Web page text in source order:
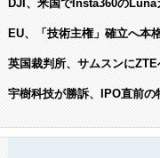
DJI、米国でInsta360の
EU、「技術主権」確立へ
英国裁判所、サムスンに
宇樹科技が勝訴、IPO直前の